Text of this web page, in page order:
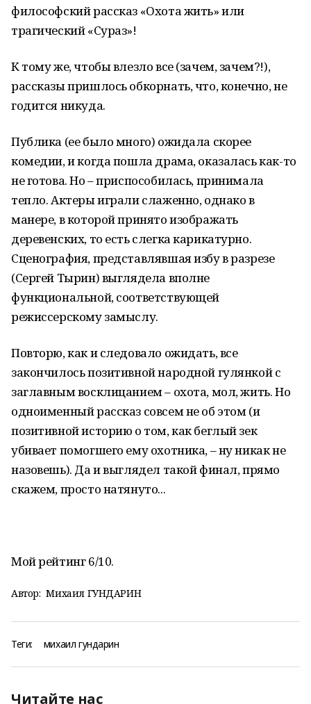
философский рассказ «Охота жить» или
трагический «Сураз»!
К тому же, чтобы влезло все (зачем, зачем?!),
рассказы пришлось обкорнать, что, конечно, не
годится никуда.
Публика (ее было много) ожидала скорее
комедии, и когда пошла драма, оказалась как-то
не готова. Но – приспособилась, принимала
тепло. Актеры играли слаженно, однако в
манере, в которой принято изображать
деревенских, то есть слегка карикатурно.
Сценография, представлявшая избу в разрезе
(Сергей Тырин) выглядела вполне
функциональной, соответствующей
режиссерскому замыслу.
Повторю, как и следовало ожидать, все
закончилось позитивной народной гулянкой с
заглавным восклицанием – охота, мол, жить. Но
одноименный рассказ совсем не об этом (и
позитивной историю о том, как беглый зек
убивает помогшего ему охотника, – ну никак не
назовешь). Да и выглядел такой финал, прямо
скажем, просто натянуто...
Мой рейтинг 6/10.
Автор: Михаил ГУНДАРИН
Теги: михаил гундарин
Читайте нас